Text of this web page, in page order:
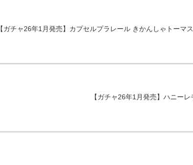
【ガチャ26年1月発売】カプセルプラレール きかんしゃトー
【ガチャ26年1月発売】ハニー